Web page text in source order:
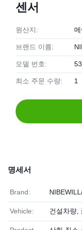
센서
원산지:
브랜드 이름:
모델 번호:
최소 주문 수량: 1
명세서
Brand:
Vehicle: 건설차량,